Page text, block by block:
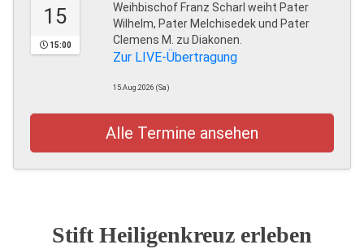
15
15:00
Weihbischof Franz Scharl weiht Pater
Wilhelm, Pater Melchisedek und Pater
Clemens M. zu Diakonen.
Zur LIVE-Übertragung
15.Aug.2026 (Sa)
Alle Termine ansehen
Stift Heiligenkreuz erleben